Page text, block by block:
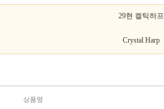
29현 켈틱하프
Crystal Harp
상품명